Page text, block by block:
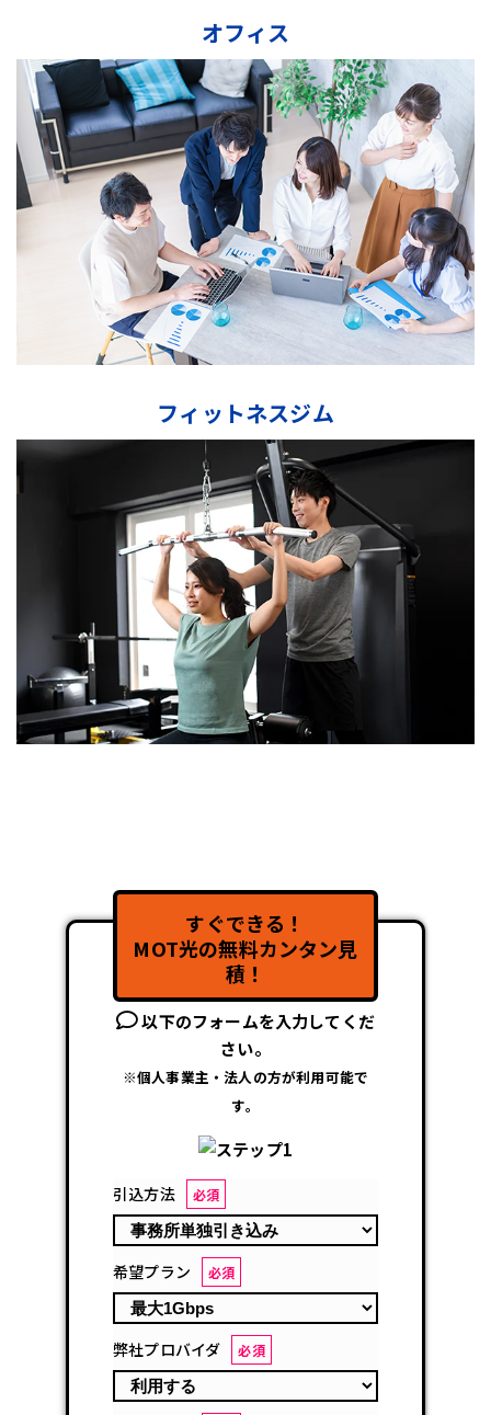
オフィス
フィットネスジム
すぐできる！
MOT光の無料カンタン見
積！
以下のフォームを入力してくだ
さい。
※個人事業主・法人の方が利用可能で
す。
引込方法 必須
希望プラン 必須
弊社プロバイダ 必須